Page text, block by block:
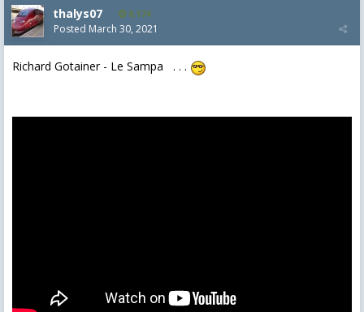
thalys07 8,174
Posted March 30, 2021
Richard Gotainer - Le Sampa . . .